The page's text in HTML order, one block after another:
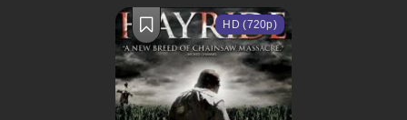
HD (720p)